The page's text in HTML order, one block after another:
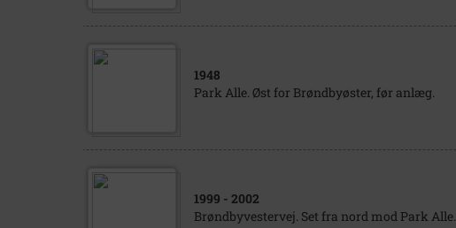
1948
Park Alle. Øst for Brøndbyøster, før anlæg.
1999 - 2002
Brøndbyvestervej. Set fra nord mod Park Alle.